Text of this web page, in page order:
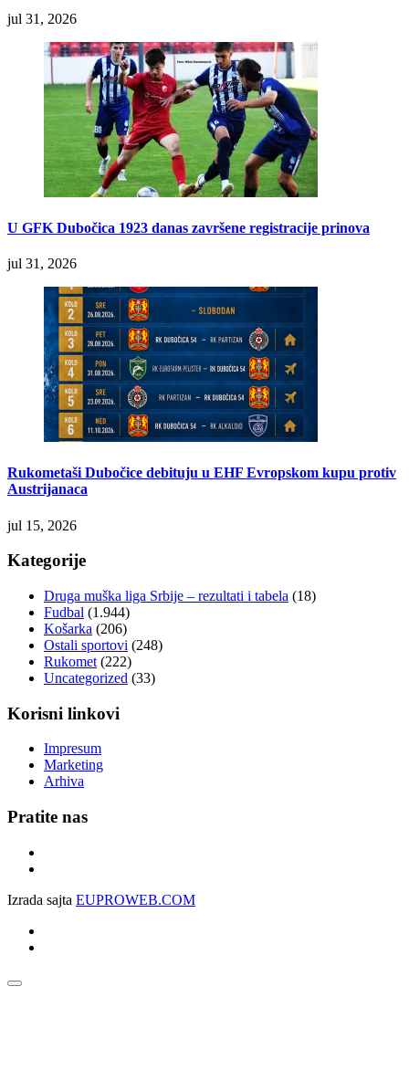
jul 31, 2026
U GFK Dubočica 1923 danas završene registracije prinova
jul 31, 2026
Rukometaši Dubočice debituju u EHF Evropskom kupu protiv
Austrijanaca
jul 15, 2026
Kategorije
Druga muška liga Srbije – rezultati i tabela (18)
Fudbal (1.944)
Košarka (206)
Ostali sportovi (248)
Rukomet (222)
Uncategorized (33)
Korisni linkovi
Impresum
Marketing
Arhiva
Pratite nas
Izrada sajta EUPROWEB.COM